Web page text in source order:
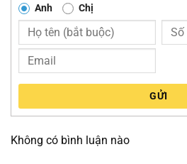
Anh Chị
GỬI
Không có bình luận nào